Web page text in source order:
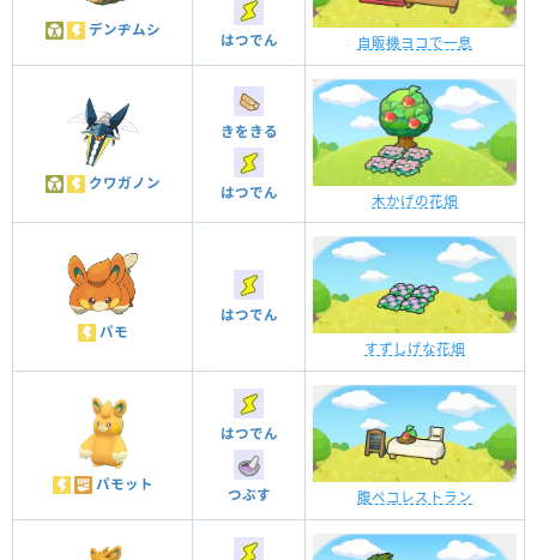
デンヂムシ
はつでん 自販機ヨコで一息
クワガノン
きをきる
はつでん 木かげの花畑
パモ
はつでん
すずしげな花畑
パモット
はつでん
つぶす 腹ペコレストラン